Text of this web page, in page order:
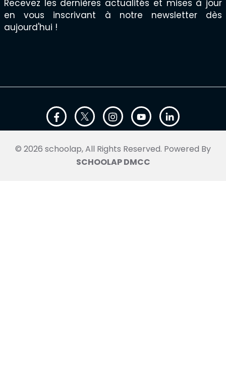
Recevez les dernières actualités et mises à jour
en vous inscrivant à notre newsletter dès
aujourd'hui !
© 2026 schoolap, All Rights Reserved. Powered By
SCHOOLAP DMCC